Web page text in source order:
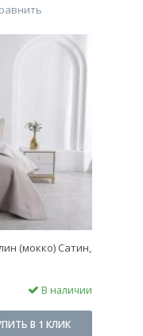
(мокко) Сатин,
В наличии
В 1 КЛИК